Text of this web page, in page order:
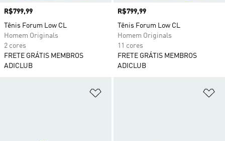
Preço
R$799,99
Tênis Forum Low CL
Homem Originals
2 cores
FRETE GRÁTIS MEMBROS
ADICLUB
Preço
R$799,99
Tênis Forum Low CL
Homem Originals
11 cores
FRETE GRÁTIS MEMBROS
ADICLUB